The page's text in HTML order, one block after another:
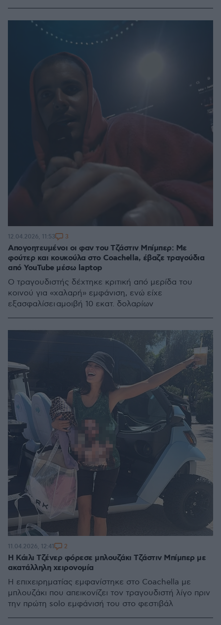
Απογοητευμένοι οι φαν του Τζάστιν Μπίμπερ: Με
φούτερ και κουκούλα στο Coachella, έβαζε τραγούδια
από YouTube μέσω laptop
Ο τραγουδιστής δέχτηκε κριτική από μερίδα του
κοινού για «χαλαρή» εμφάνιση, ενώ είχε
εξασφαλίσει αμοιβή 10 εκατ. δολαρίων
12.04.2026, 11:53 3
Η Κάιλι Τζένερ φόρεσε μπλουζάκι Τζάστιν Μπίμπερ με
ακατάλληλη χειρονομία
Η επιχειρηματίας εμφανίστηκε στο Coachella με
μπλουζάκι που απεικονίζει τον τραγουδιστή λίγο πριν
την πρώτη solo εμφάνισή του στο φεστιβάλ
11.04.2026, 12:41 2